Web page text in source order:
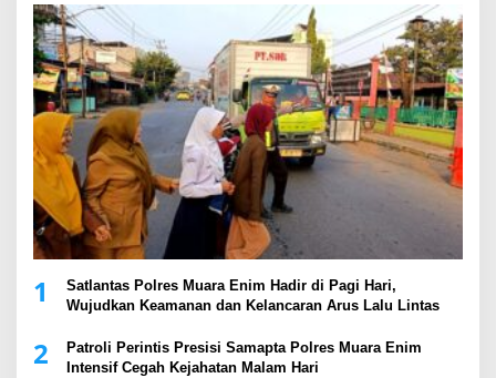
1
Satlantas Polres Muara Enim Hadir di Pagi Hari,
Wujudkan Keamanan dan Kelancaran Arus Lalu Lintas
2
Patroli Perintis Presisi Samapta Polres Muara Enim
Intensif Cegah Kejahatan Malam Hari